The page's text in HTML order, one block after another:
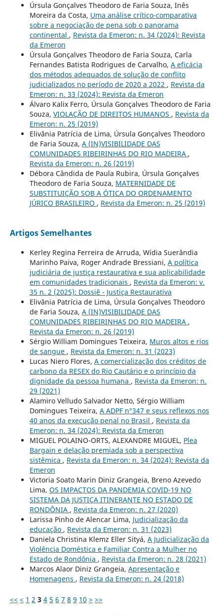
Úrsula Gonçalves Theodoro de Faria Souza, Inês
Moreira da Costa, Uma análise crítico-comparativa
sobre a negociação de pena sob o panorama
continental , Revista da Emeron: n. 34 (2024): Revista
da Emeron
Úrsula Gonçalves Theodoro de Faria Souza, Carla
Fernandes Batista Rodrigues de Carvalho, A eficácia
dos métodos adequados de solução de conflito
judicializados no período de 2020 a 2022 , Revista da
Emeron: n. 33 (2024): Revista da Emeron
Álvaro Kalix Ferro, Úrsula Gonçalves Theodoro de Faria
Souza, VIOLAÇÃO DE DIREITOS HUMANOS , Revista da
Emeron: n. 25 (2019)
Elivânia Patrícia de Lima, Úrsula Gonçalves Theodoro
de Faria Souza, A (IN)VISIBILIDADE DAS
COMUNIDADES RIBEIRINHAS DO RIO MADEIRA ,
Revista da Emeron: n. 26 (2019)
Débora Cândida de Paula Rubira, Úrsula Gonçalves
Theodoro de Faria Souza, MATERNIDADE DE
SUBSTITUIÇÃO SOB A ÓTICA DO ORDENAMENTO
JÚRICO BRASILEIRO , Revista da Emeron: n. 25 (2019)
Artigos Semelhantes
Kerley Regina Ferreira de Arruda, Wídia Suerândia
Marinho Paiva, Roger Andrade Bressiani, A política
judiciária de justiça restaurativa e sua aplicabilidade
em comunidades tradicionais , Revista da Emeron: v.
35 n. 2 (2025): Dossiê - Justiça Restaurativa
Elivânia Patrícia de Lima, Úrsula Gonçalves Theodoro
de Faria Souza, A (IN)VISIBILIDADE DAS
COMUNIDADES RIBEIRINHAS DO RIO MADEIRA ,
Revista da Emeron: n. 26 (2019)
Sérgio William Domingues Teixeira, Muros altos e rios
de sangue , Revista da Emeron: n. 31 (2023)
Lucas Niero Flores, A comercialização dos créditos de
carbono da RESEX do Rio Cautário e o princípio da
dignidade da pessoa humana , Revista da Emeron: n.
29 (2021)
Alamiro Velludo Salvador Netto, Sérgio William
Domingues Teixeira, A ADPF n°347 e seus reflexos nos
40 anos da execução penal no Brasil , Revista da
Emeron: n. 34 (2024): Revista da Emeron
MIGUEL POLAINO-ORTS, ALEXANDRE MIGUEL, Plea
Bargain e delação premiada sob a perspectiva
sistêmica , Revista da Emeron: n. 34 (2024): Revista da
Emeron
Victoria Soato Marin Diniz Grangeia, Breno Azevedo
Lima, OS IMPACTOS DA PANDEMIA COVID-19 NO
SISTEMA DA JUSTIÇA ITINERANTE NO ESTADO DE
RONDÔNIA , Revista da Emeron: n. 27 (2020)
Larissa Pinho de Alencar Lima, Judicialização da
educação , Revista da Emeron: n. 31 (2023)
Daniela Christina Klemz Eller Sityá, A Judicialização da
Violência Doméstica e Familiar Contra a Mulher no
Estado de Rondônia , Revista da Emeron: n. 28 (2021)
Marcos Alaor Diniz Grangeia, Apresentação e
Homenagens , Revista da Emeron: n. 24 (2018)
<< < 1 2 3 4 5 6 7 8 9 10 > >>